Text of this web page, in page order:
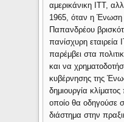
αμερικάνικη ITT,
1965, όταν η Ένωση
Παπανδρέου
πανίσχυρη
παρέμβει στα
και να
κυβέρνησης της
δημιουργία κλίματος
οποίο θα οδηγούσε
διάστημα στην